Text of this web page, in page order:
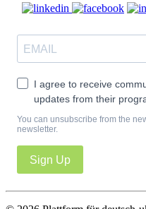
I agree to receive
updates from their
You can unsubscribe from the
newsletter.
Sign Up